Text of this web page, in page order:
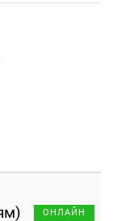
ОНЛАЙН